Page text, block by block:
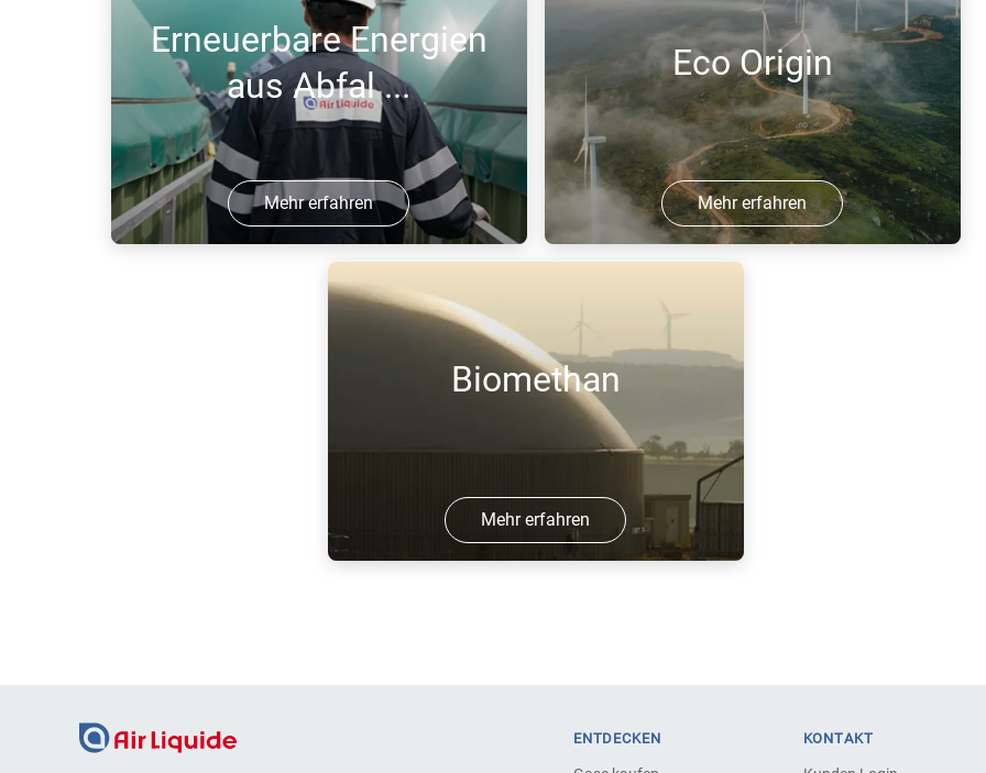
Erneuerbare Energien
aus Abfal ...
Mehr erfahren
Die Erzeugung von Biogas aus Abfall-
und Reststoffen aus Landwirtschaft,
Eco Origin
Mehr erfahren
Mit Eco Origin vermeidet Air Liquide
Herstellung von technischen Gasen. Ob
Sauerstoff, Stickstoff oder Argon: Der
gesamte Energiebedarf wird über e ...
Biomethan
Mehr erfahren
ENTDECKEN KONTAKT